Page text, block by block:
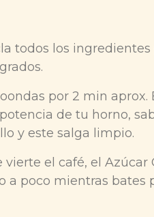
todos los
por 2 min
de tu horno,
y este salga limpio.
el café, el Azúcar
a poco mientras bates